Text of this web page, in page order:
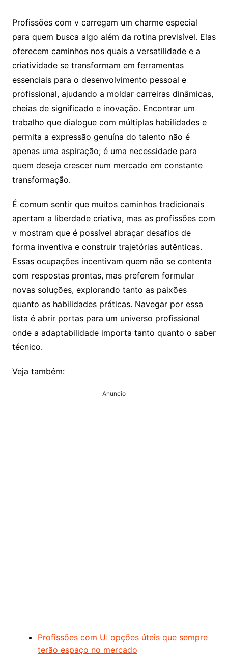
Profissões com v carregam um charme especial
para quem busca algo além da rotina previsível. Elas
oferecem caminhos nos quais a versatilidade e a
criatividade se transformam em ferramentas
essenciais para o desenvolvimento pessoal e
profissional, ajudando a moldar carreiras dinâmicas,
cheias de significado e inovação. Encontrar um
trabalho que dialogue com múltiplas habilidades e
permita a expressão genuína do talento não é
apenas uma aspiração; é uma necessidade para
quem deseja crescer num mercado em constante
transformação.
É comum sentir que muitos caminhos tradicionais
apertam a liberdade criativa, mas as profissões com
v mostram que é possível abraçar desafios de
forma inventiva e construir trajetórias autênticas.
Essas ocupações incentivam quem não se contenta
com respostas prontas, mas preferem formular
novas soluções, explorando tanto as paixões
quanto as habilidades práticas. Navegar por essa
lista é abrir portas para um universo profissional
onde a adaptabilidade importa tanto quanto o saber
técnico.
Veja também:
Anuncio
Profissões com U: opções úteis que sempre
terão espaço no mercado